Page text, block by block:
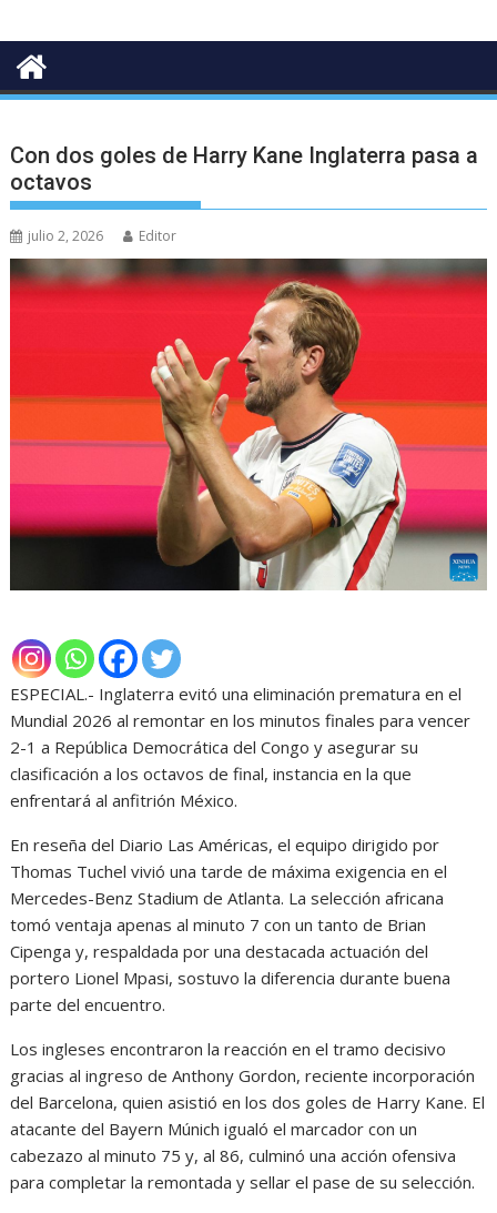
Con dos goles de Harry Kane Inglaterra pasa a
octavos
julio 2, 2026 Editor
ESPECIAL.- Inglaterra evitó una eliminación prematura en el
Mundial 2026 al remontar en los minutos finales para vencer
2-1 a República Democrática del Congo y asegurar su
clasificación a los octavos de final, instancia en la que
enfrentará al anfitrión México.
En reseña del Diario Las Américas, el equipo dirigido por
Thomas Tuchel vivió una tarde de máxima exigencia en el
Mercedes-Benz Stadium de Atlanta. La selección africana
tomó ventaja apenas al minuto 7 con un tanto de Brian
Cipenga y, respaldada por una destacada actuación del
portero Lionel Mpasi, sostuvo la diferencia durante buena
parte del encuentro.
Los ingleses encontraron la reacción en el tramo decisivo
gracias al ingreso de Anthony Gordon, reciente incorporación
del Barcelona, quien asistió en los dos goles de Harry Kane. El
atacante del Bayern Múnich igualó el marcador con un
cabezazo al minuto 75 y, al 86, culminó una acción ofensiva
para completar la remontada y sellar el pase de su selección.